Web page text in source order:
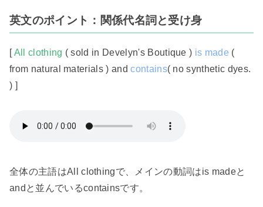
英文のポイント：関係代名詞と受け身
[All clothing ( sold in Develyn's Boutique ) is made (
from natural materials ) andcontains( no synthetic dyes.
) ]
全体の主語はAll clothingで、メインの動詞はis madeと
andと並んでいるcontainsです。